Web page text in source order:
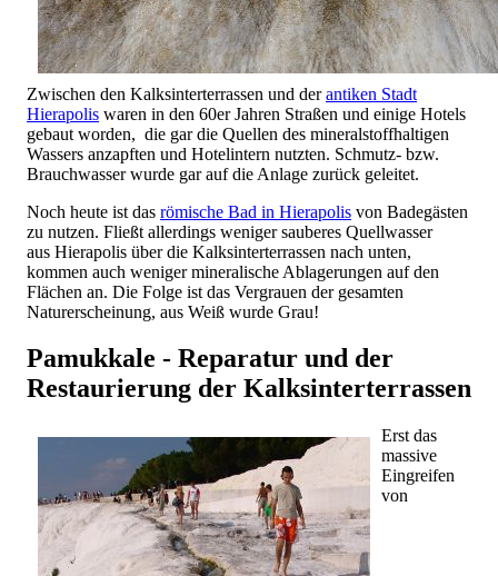
Zwischen den Kalksinterterrassen und derantiken Stadt
Hierapolis waren in den 60er Jahren Straßen und einige Hotels
gebaut worden, die gar die Quellen des mineralstoffhaltigen
Wassers anzapften und Hotelintern nutzten. Schmutz- bzw.
Brauchwasser wurde gar auf die Anlage zurück geleitet.
Noch heute ist das römische Bad in Hierapolis von Badegästen
zu nutzen. Fließt allerdings weniger sauberes Quellwasser
aus Hierapolis über die Kalksinterterrassen nach unten,
kommen auch weniger mineralische Ablagerungen auf den
Flächen an. Die Folge ist das Vergrauen der gesamten
Naturerscheinung, aus Weiß wurde Grau!
Pamukkale - Reparatur und der
Restaurierung der Kalksinterterrassen
Erst das
massive
Eingreifen
von